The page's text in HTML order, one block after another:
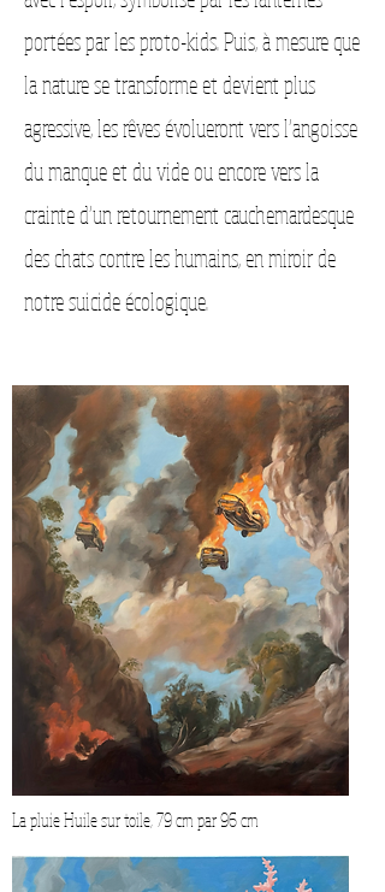
portées par les proto-kids. Puis, à mesure que
la nature se transforme et devient plus
agressive, les rêves évolueront vers l’angoisse
du manque et du vide ou encore vers la
crainte d’un retournement cauchemardesque
des chats contre les humains, en miroir de
notre suicide écologique.
La pluie Huile sur toile, 79 cm par 96 cm